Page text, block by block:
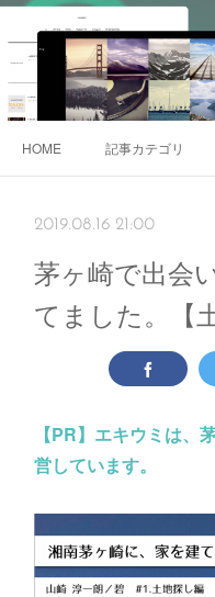
HOME 記事カテゴリ
2019.08.16 21:00
茅ヶ崎で出会
てました。【
【PR】 エキウミは、
営しています。